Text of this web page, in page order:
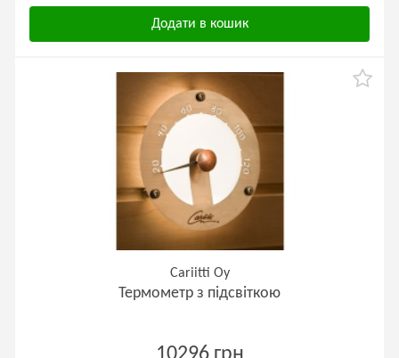
Додати в кошик
Cariitti Oy
Термометр з підсвіткою